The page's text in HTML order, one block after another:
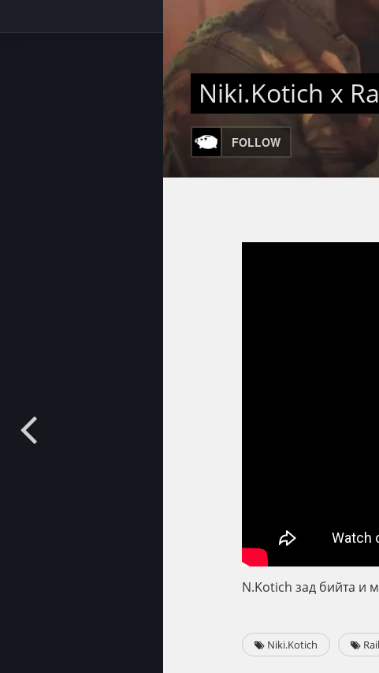
Niki.Kotich x
FOLLOW
N.Kotich зад бийта и
Niki.Kotich